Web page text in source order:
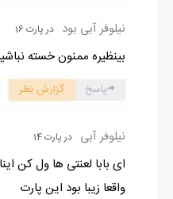
نیلوفر آبی بود در پارت 16
بینظیره ممنون خسته
پاسخ گزارش نظر
نیلوفر آبی در پارت 14
ای بابا لعنتی ها ول کن
واقعا زیبا بود این پارت